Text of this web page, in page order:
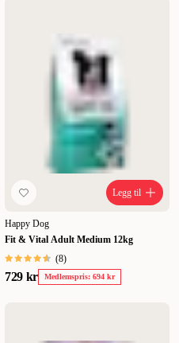
Legg til
Happy Dog
Fit & Vital Adult Medium 12kg
(8)
729 kr Medlemspris: 694 kr